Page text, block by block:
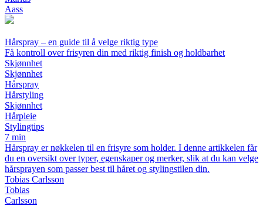
Aass
Hårspray – en guide til å velge riktig type
Få kontroll over frisyren din med riktig finish og holdbarhet
Skjønnhet
Skjønnhet
Hårspray
Hårstyling
Skjønnhet
Hårpleie
Stylingtips
7 min
Hårspray er nøkkelen til en frisyre som holder. I denne artikkelen får
du en oversikt over typer, egenskaper og merker, slik at du kan velge
hårsprayen som passer best til håret og stylingstilen din.
Tobias Carlsson
Tobias
Carlsson